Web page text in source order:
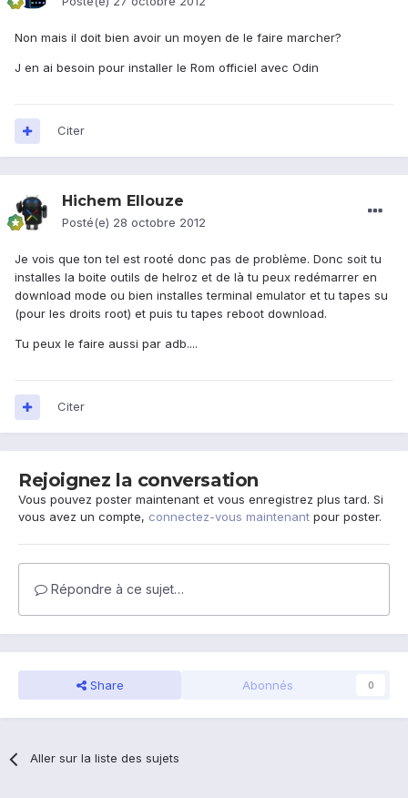
Non mais il doit bien avoir un moyen de le faire marcher?
J en ai besoin pour installer le Rom officiel avec Odin
Citer
Hichem Ellouze
Posté(e) 28 octobre 2012
Je vois que ton tel est rooté donc pas de problème. Donc soit tu
installes la boite outils de helroz et de là tu peux redémarrer en
download mode ou bien installes terminal emulator et tu tapes su
(pour les droits root) et puis tu tapes reboot download.
Tu peux le faire aussi par adb....
Citer
Rejoignez la conversation
Vous pouvez poster maintenant et vous enregistrez plus tard. Si
vous avez un compte, connectez-vous maintenant pour poster.
Répondre à ce sujet…
Share Abonnés 0
Aller sur la liste des sujets